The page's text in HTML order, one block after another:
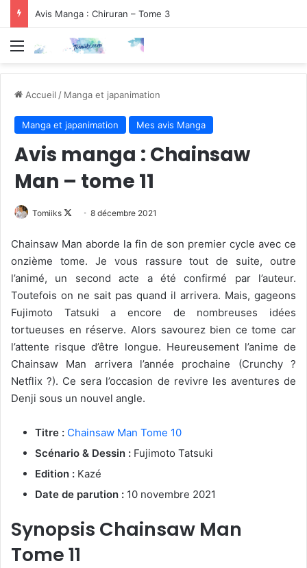
Avis Manga : Chiruran – Tome 3
Menu
Accueil / Manga et japanimation
Manga et japanimation Mes avis Manga
Avis manga : Chainsaw
Man – tome 11
Tomiiks
Follow
X
8 décembre 2021
Chainsaw Man aborde la fin de son premier cycle avec ce
onzième tome. Je vous rassure tout de suite, outre
l’animé, un second acte a été confirmé par l’auteur.
Toutefois on ne sait pas quand il arrivera. Mais, gageons
Fujimoto Tatsuki a encore de nombreuses idées
tortueuses en réserve. Alors savourez bien ce tome car
l’attente risque d’être longue. Heureusement l’anime de
Chainsaw Man arrivera l’année prochaine (Crunchy ?
Netflix ?). Ce sera l’occasion de revivre les aventures de
Denji sous un nouvel angle.
Titre : Chainsaw Man Tome 10
Scénario & Dessin : Fujimoto Tatsuki
Edition : Kazé
Date de parution : 10 novembre 2021
Synopsis Chainsaw Man
Tome 11